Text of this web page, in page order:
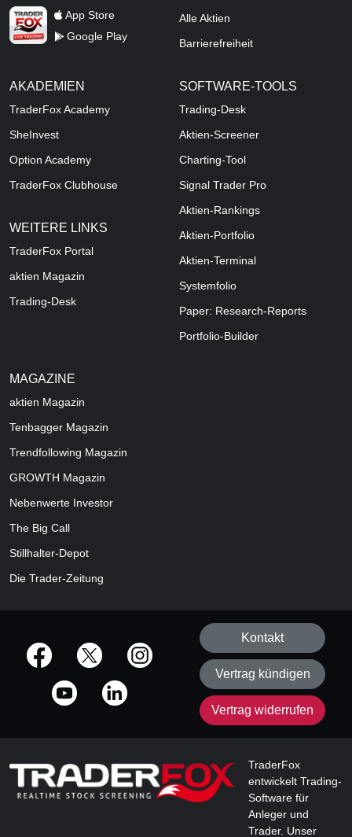
TraderFox Live Trading
App Store
Google Play
Alle Aktien
Barrierefreiheit
AKADEMIEN
TraderFox Academy
SheInvest
Option Academy
TraderFox Clubhouse
WEITERE LINKS
TraderFox Portal
aktien Magazin
Trading-Desk
SOFTWARE-TOOLS
Trading-Desk
Aktien-Screener
Charting-Tool
Signal Trader Pro
Aktien-Rankings
Aktien-Portfolio
Aktien-Terminal
Systemfolio
Paper: Research-Reports
Portfolio-Builder
MAGAZINE
aktien Magazin
Tenbagger Magazin
Trendfollowing Magazin
GROWTH Magazin
Nebenwerte Investor
The Big Call
Stillhalter-Depot
Die Trader-Zeitung
offizielle Social Media-Accounts
Kontakt
Vertrag kündigen
Vertrag widerrufen
TraderFox
entwickelt Trading-
Software für
Anleger und
Trader. Unser